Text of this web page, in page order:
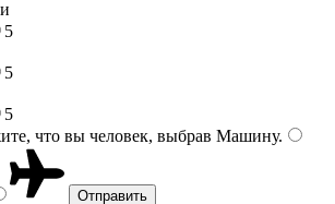
5
5
5
что вы человек, выбрав Машину.